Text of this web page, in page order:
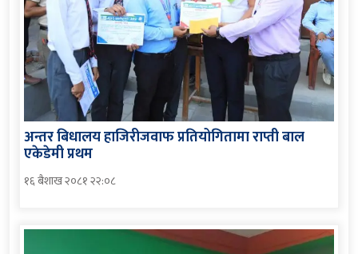
अन्तर बिधालय हाजिरीजवाफ प्रतियोगितामा राप्ती बाल
एकेडेमी प्रथम
१६ बैशाख २०८१ २२:०८